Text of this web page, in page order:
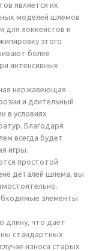
является их
моделей шлемов
для хоккеистов и
этого
более
интенсивных
нержавеющая
и длительный
в условиях
Благодаря
всегда будет
игры.
простотой
деталей шлема, вы
элементы
длину, что дает
стандартных
износа старых